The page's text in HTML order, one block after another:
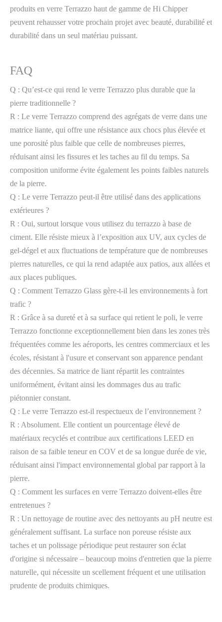
produits en verre Terrazzo haut de gamme de Hi Chipper
peuvent rehausser votre prochain projet avec beauté, durabilité et
durabilité dans un seul matériau puissant.
FAQ
Q : Qu’est-ce qui rend le verre Terrazzo plus durable que la
pierre traditionnelle ?
R : Le verre Terrazzo comprend des agrégats de verre dans une
matrice liante, qui offre une résistance aux chocs plus élevée et
une porosité plus faible que celle de nombreuses pierres,
réduisant ainsi les fissures et les taches au fil du temps. Sa
composition uniforme évite également les points faibles naturels
de la pierre.
Q : Le verre Terrazzo peut-il être utilisé dans des applications
extérieures ?
R : Oui, surtout lorsque vous utilisez du terrazzo à base de
ciment. Elle résiste mieux à l’exposition aux UV, aux cycles de
gel-dégel et aux fluctuations de température que de nombreuses
pierres naturelles, ce qui la rend adaptée aux patios, aux allées et
aux places publiques.
Q : Comment Terrazzo Glass gère-t-il les environnements à fort
trafic ?
R : Grâce à sa dureté et à sa surface qui retient le poli, le verre
Terrazzo fonctionne exceptionnellement bien dans les zones très
fréquentées comme les aéroports, les centres commerciaux et les
écoles, résistant à l'usure et conservant son apparence pendant
des décennies. Sa matrice de liant répartit les contraintes
uniformément, évitant ainsi les dommages dus au trafic
piétonnier constant.
Q : Le verre Terrazzo est-il respectueux de l’environnement ?
R : Absolument. Elle contient un pourcentage élevé de
matériaux recyclés et contribue aux certifications LEED en
raison de sa faible teneur en COV et de sa longue durée de vie,
réduisant ainsi l'impact environnemental global par rapport à la
pierre.
Q : Comment les surfaces en verre Terrazzo doivent-elles être
entretenues ?
R : Un nettoyage de routine avec des nettoyants au pH neutre est
généralement suffisant. La surface non poreuse résiste aux
taches et un polissage périodique peut restaurer son éclat
d'origine si nécessaire – beaucoup moins d'entretien que la pierre
naturelle, qui nécessite un scellement fréquent et une utilisation
prudente de produits chimiques.